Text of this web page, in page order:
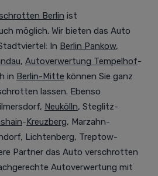
Berlin ist
möglich. Wir bieten das Auto
: In Berlin Pankow,
, Autoverwertung Tempelhof-
in Berlin-Mitte können Sie ganz
lassen. Ebenso
Neukölln, Steglitz-
-Kreuzberg, Marzahn-
Lichtenberg, Treptow-
Partner das Auto verschrotten
Autoverwertung mit